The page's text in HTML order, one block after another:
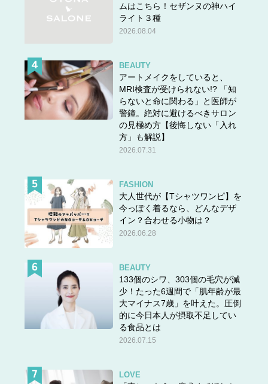
ムはこちら！セザンヌの神ハイ
ライト３種
2026.08.04
BEAUTY
アートメイクをしていると、
MRI検査が受けられない!? 「知
らないと命に関わる」と医師が
警鐘。絶対に避けるべきサロン
の見極め方【後悔しない「入れ
方」も解説】
2026.07.31
FASHION
大人世代が【Tシャツワンピ】を
今っぽく着るなら、どんなデザ
イン？合わせる小物は？
2026.06.28
BEAUTY
133個のシワ、303個の毛穴が減
少！たった6週間で「肌年齢が最
大マイナス7歳」を叶えた。圧倒
的に今日本人が摂取不足してい
る食品とは
2026.07.15
LOVE